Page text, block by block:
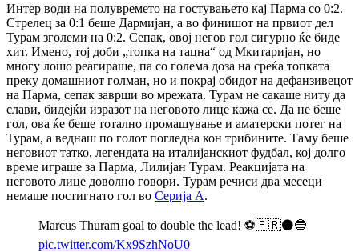
Интер води на полувремето на гостувањето кај Парма со 0:2.
Стрелец за 0:1 беше Дармијан, а во финишот на првиот дел
Турам зголеми на 0:2. Сепак, овој негов гол сигурно ќе биде
хит. Имено, тој доби „топка на тацна“ од Мкитаријан, но
многу лошо реагираше, па со голема доза на среќа топката
преку домашниот голман, но и покрај обидот на дефанзивецот
на Парма, сепак заврши во мрежата. Турам не сакаше ниту да
слави, бидејќи изразот на неговото лице кажа се. Да не беше
гол, ова ќе беше тотално промашување и аматерски потег на
Турам, а веднаш по голот погледна кон трибините. Таму беше
неговиот татко, легендата на италијанскиот фудбал, кој долго
време играше за Парма, Лилијан Турам. Реакцијата на
неговото лице доволно говори. Турам речиси два месеци
немаше постигнато гол во Серија А.
Marcus Thuram goal to double the lead! ⚽️🇫🇷⚫️🔵
pic.twitter.com/Kx9SzhNoU0